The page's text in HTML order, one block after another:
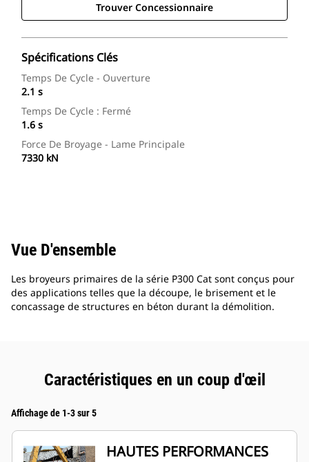
Trouver Concessionnaire
Spécifications Clés
Temps De Cycle - Ouverture
2.1 s
Temps De Cycle : Fermé
1.6 s
Force De Broyage - Lame Principale
7330 kN
Vue D'ensemble
Les broyeurs primaires de la série P300 Cat sont conçus pour
des applications telles que la découpe, le brisement et le
concassage de structures en béton durant la démolition.
Caractéristiques en un coup d'œil
Affichage de 1-3 sur 5
HAUTES PERFORMANCES